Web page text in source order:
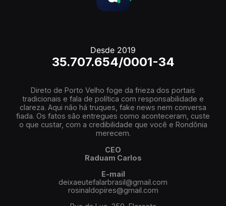
Desde 2019
35.707.654/0001-34
Direto de Porto Velho foge da frieza dos portais
tradicionais e fala de política com responsabilidade e
clareza. Aqui não há truques, fake news nem conversa
fiada. Os fatos são entregues como aconteceram, custe
o que custar, com a credibilidade que você e Rondônia
merecem.
CEO
Raduam Carlos
E-mail
deixaeutefalarbrasil@gmail.com
rosinaldopires@gmail.com